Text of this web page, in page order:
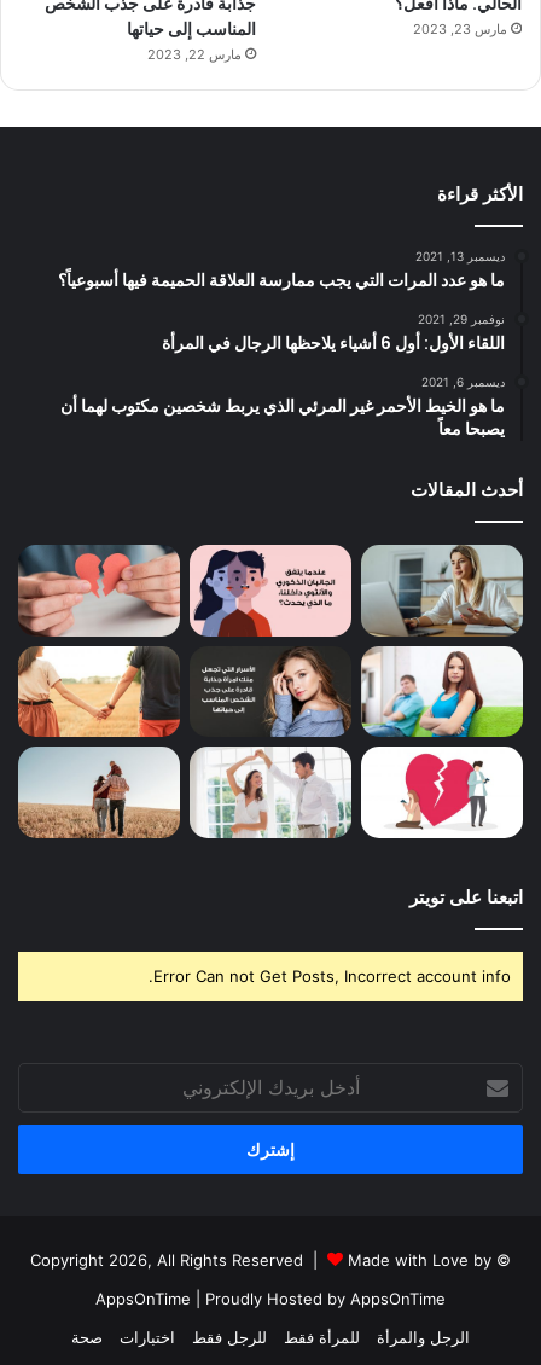
مارس 23, 2023
المناسب إلى حياتها
مارس 22, 2023
الأكثر قراءة
ديسمبر 13, 2021
ما هو عدد المرات التي يجب ممارسة العلاقة الحميمة فيها أسبوعياً؟
نوفمبر 29, 2021
اللقاء الأول: أول 6 أشياء يلاحظها الرجال في المرأة
ديسمبر 6, 2021
ما هو الخيط الأحمر غير المرئي الذي يربط شخصين مكتوب لهما أن
يصبحا معاً
أحدث المقالات
اتبعنا على تويتر
Error Can not Get Posts, Incorrect account info.
بريدك
الإلكتروني
© Copyright 2026, All Rights Reserved |
Made with Love by
AppsOnTime | Proudly Hosted by AppsOnTime
الرجل والمرأة
للمرأة فقط للرجل فقط اختبارات صحة